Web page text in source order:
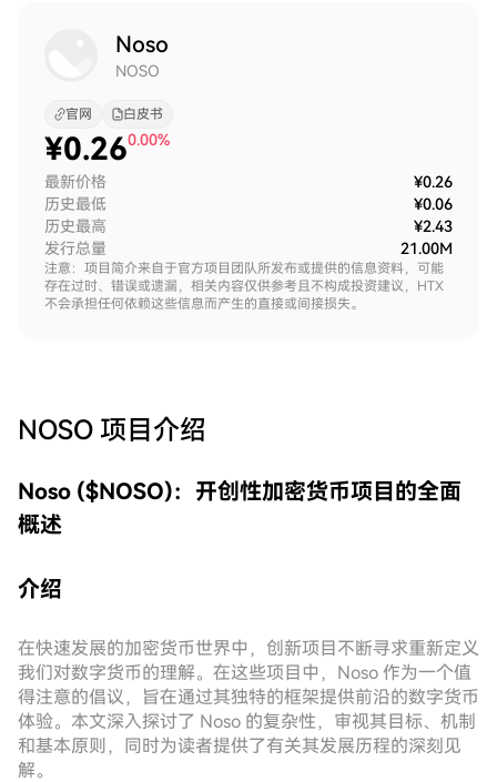
Noso
NOSO
官网 白皮书
¥0.260.00%
最新价格
¥0.26
历史最低
¥0.06
历史最高
¥2.43
发行总量
21.00M
注意：项目简介来自于官方项目团队所发布或提供的信息资料，可能
存在过时、错误或遗漏，相关内容仅供参考且不构成投资建议，HTX
不会承担任何依赖这些信息而产生的直接或间接损失。
NOSO 项目介绍
Noso ($NOSO)：开创性加密货币项目的全面
概述
介绍
在快速发展的加密货币世界中，创新项目不断寻求重新定义
我们对数字货币的理解。在这些项目中，Noso 作为一个值
得注意的倡议，旨在通过其独特的框架提供前沿的数字货币
体验。本文深入探讨了 Noso 的复杂性，审视其目标、机制
和基本原则，同时为读者提供了有关其发展历程的深刻见
解。